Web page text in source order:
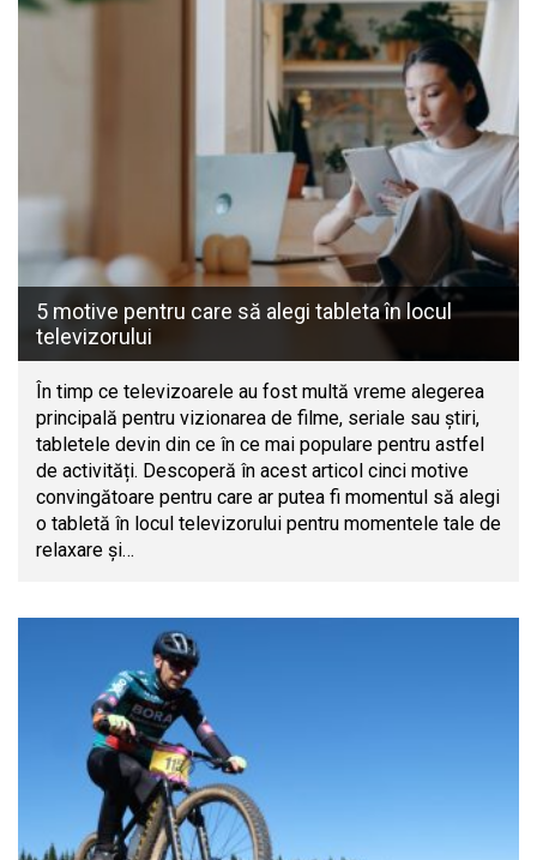
5 motive pentru care să alegi tableta în locul
televizorului
În timp ce televizoarele au fost multă vreme alegerea
principală pentru vizionarea de filme, seriale sau știri,
tabletele devin din ce în ce mai populare pentru astfel
de activități. Descoperă în acest articol cinci motive
convingătoare pentru care ar putea fi momentul să alegi
o tabletă în locul televizorului pentru momentele tale de
relaxare și…